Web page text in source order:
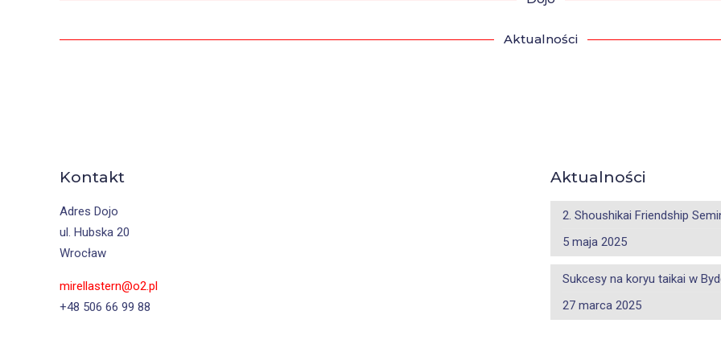
Aktualności
Kontakt
Adres Dojo
ul. Hubska 20
Wrocław
mirellastern@o2.pl
+48 506 66 99 88
Aktualności
2. Shoushikai Friendship
5 maja 2025
Sukcesy na koryu taikai w
27 marca 2025